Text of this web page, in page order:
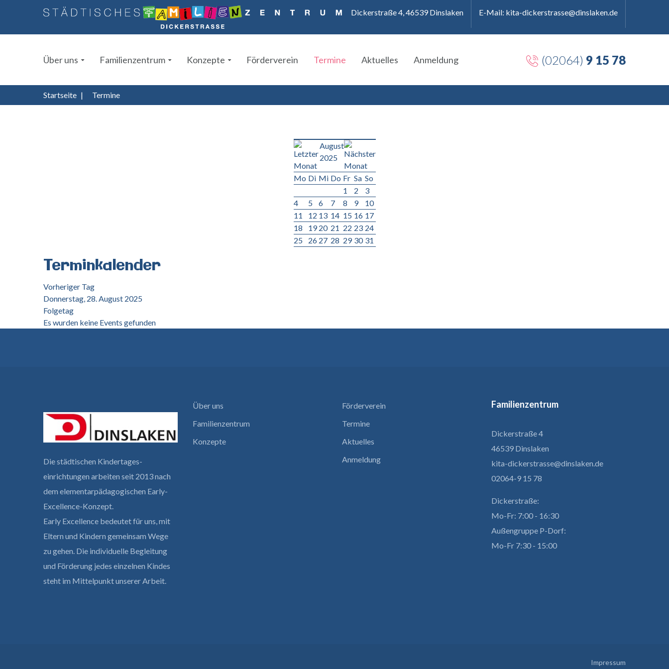
Dickerstraße 4, 46539 Dinslaken E-Mail: kita-dickerstrasse@dinslaken.de
Über uns Familienzentrum Konzepte Förderverein Termine Aktuelles Anmeldung (02064) 9 15 78
Startseite | Termine
August
2025
Mo Di Mi Do Fr Sa So
1
2
3
4
5 6 7 8 9
10
11
12 13 14 15 16 17
18
19 20 21 22 23 24
25
26 27 28 29 30 31
Terminkalender
Vorheriger Tag
Donnerstag, 28. August 2025
Folgetag
Es wurden keine Events gefunden
Familienzentrum
Dickerstraße 4
46539 Dinslaken
kita-dickerstrasse@dinslaken.de
02064-9 15 78
Dickerstraße:
Mo-Fr: 7:00 - 16:30
Außengruppe P-Dorf:
Mo-Fr 7:30 - 15:00
Förderverein
Termine
Aktuelles
Anmeldung
Über uns
Familienzentrum
Konzepte
Die städtischen Kindertages­
einrichtungen arbeiten seit 2013 nach
dem elementar­pädagogischen Early-
Excellence-Konzept.
Early Excellence bedeutet für uns, mit
Eltern und Kindern gemeinsam Wege
zu gehen. Die individuelle Begleitung
und Förderung jedes einzelnen Kindes
steht im Mittelpunkt unserer Arbeit.
Impressum